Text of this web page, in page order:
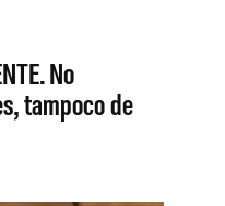
No
tampoco de